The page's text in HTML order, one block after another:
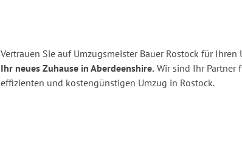
Vertrauen Sie auf Umzugsmeister Bauer Rostock für Ihren
Ihr neues Zuhause in Aberdeenshire. Wir sind Ihr Partner
effizienten und kostengünstigen Umzug in Rostock.